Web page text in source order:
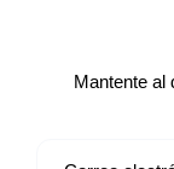
Mantente al